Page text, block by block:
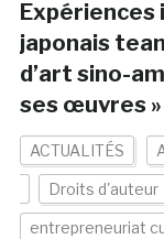
japonais
d’art sino-
ses œuvres »
ACTUALITÉS
Droits d'auteur
entrepreneuriat